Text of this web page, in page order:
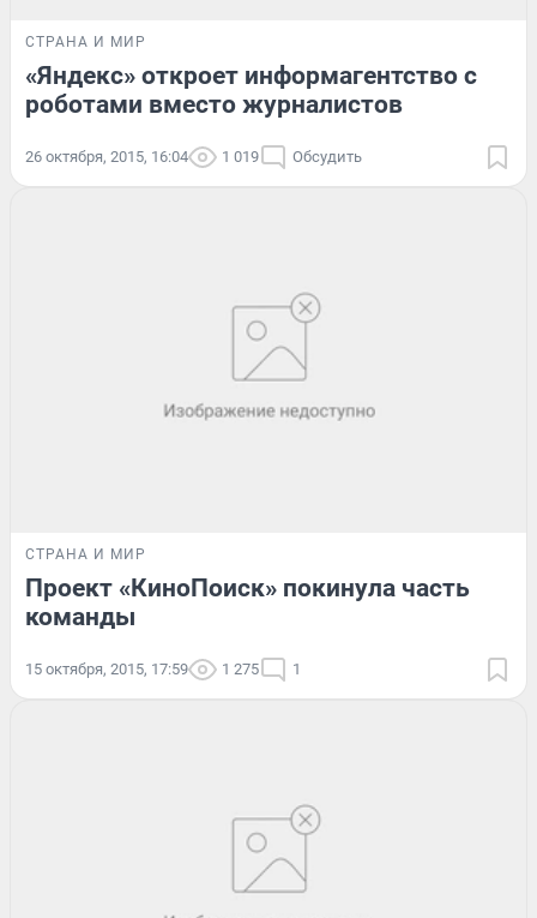
СТРАНА И МИР
«Яндекс» откроет информагентство с
роботами вместо журналистов
26 октября, 2015, 16:04 1 019 Обсудить
СТРАНА И МИР
Проект «КиноПоиск» покинула часть
команды
15 октября, 2015, 17:59 1 275 1